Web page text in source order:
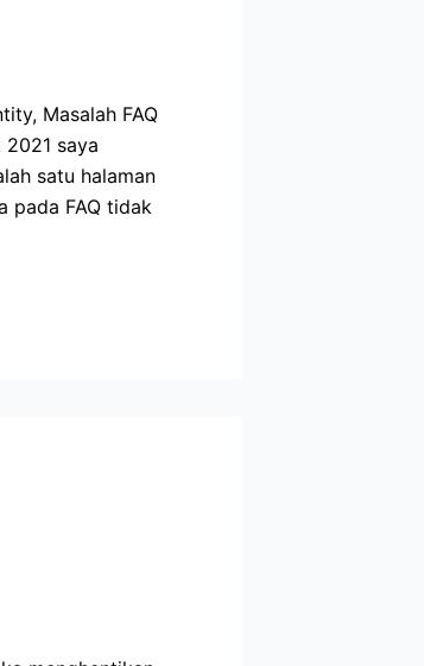
Masalah FAQ
saya
satu halaman
pada FAQ tidak